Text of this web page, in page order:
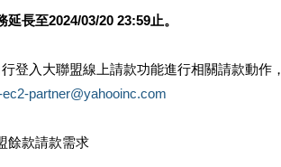
長至2024/03/20 23:59止。
登入大聯盟線上請款功能進行相關請款動作
partner@yahooinc.com
餘款請款需求